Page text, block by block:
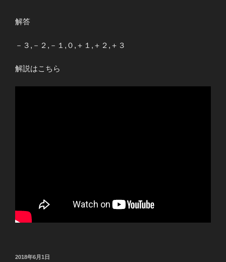
解答
－３,－２,－１,０,＋１,＋２,＋３
解説はこちら
投
2018年6月1日